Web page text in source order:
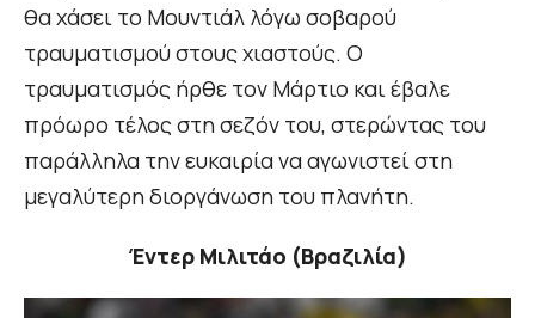
θα χάσει το Μουντιάλ λόγω σοβαρού
τραυματισμού στους χιαστούς. Ο
τραυματισμός ήρθε τον Μάρτιο και έβαλε
πρόωρο τέλος στη σεζόν του, στερώντας του
παράλληλα την ευκαιρία να αγωνιστεί στη
μεγαλύτερη διοργάνωση του πλανήτη.
Έντερ Μιλιτάο (Βραζιλία)